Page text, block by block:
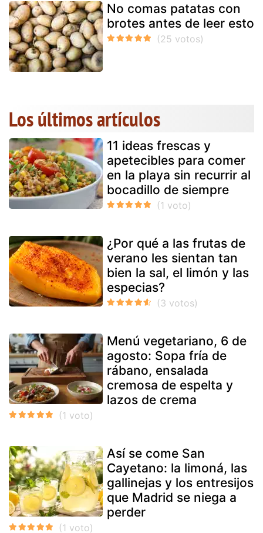
No comas patatas con
brotes antes de leer esto
Los últimos artículos
11 ideas frescas y
apetecibles para comer
en la playa sin recurrir al
bocadillo de siempre
¿Por qué a las frutas de
verano les sientan tan
bien la sal, el limón y las
especias?
Menú vegetariano, 6 de
agosto: Sopa fría de
rábano, ensalada
cremosa de espelta y
lazos de crema
Así se come San
Cayetano: la limoná, las
gallinejas y los entresijos
que Madrid se niega a
perder